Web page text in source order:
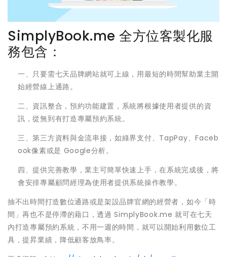
SimplyBook.me 全方位客製化服
務包含：
一、只要需七天品牌網站就可上線，用最短的時間幫助業主開
始經營線上通路。
二、資訊整合，預約功能建置，系統將根據使用者提供的資
訊，從無到有打造專屬預約系統。
三、第三方資料與金流串接，如綠界支付、TapPay、Faceb
ook像素或是 Google分析。
四、提供完善教學，業主可簡單快速上手，在系統完成後，將
會安排專屬顧問經理為使用者提供系統操作教學。
抽不出時間打造數位通路或是架設品牌官網的經營者，如今「時
間」再也不是停滯的藉口，透過 SimplyBook.me 就可在七天
內打造專屬預約系統，不用一週的時間，就可以開始利用數位工
具，提昇業績，降低顧客放鳥率。